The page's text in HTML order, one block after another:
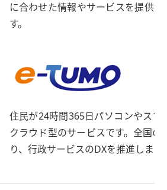
に合わせた情報やサービスを提供
す。
住民が24時間365日パソコンやス
クラウド型のサービスです。全国
り、行政サービスのDXを推進します